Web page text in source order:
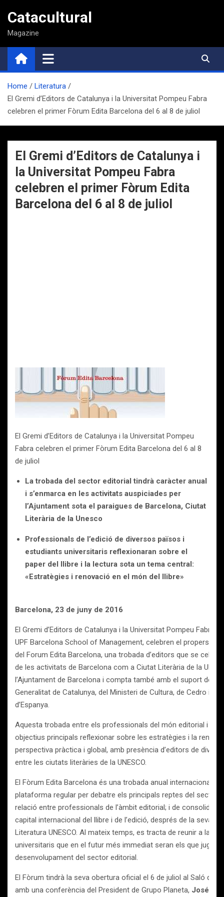
contenido
Catacultural
Magazine
Home
Literatura
El Gremi d’Editors de Catalunya i la Universitat Pompeu Fabra
celebren el primer Fòrum Edita Barcelona del 6 al 8 de juliol
El Gremi d’Editors de Catalunya i
la Universitat Pompeu Fabra
celebren el primer Fòrum Edita
Barcelona del 6 al 8 de juliol
El Gremi d’Editors de Catalunya i la Universitat Pompeu
Fabra celebren el primer Fòrum Edita Barcelona del 6 al 8
de juliol
La trobada del sector editorial tindrà caràcter anual
i s’enmarca en les activitats auspiciades per
l’Ajuntament sota el paraigues de Barcelona, Ciutat
Literària de la Unesco
Professionals de l’edició de diversos països i
estudiants universitaris reflexionaran sobre el
paper del llibre i la lectura sota un tema central:
«Estratègies i renovació en el món del llibre»
Barcelona, 23 de juny de 2016
El Gremi d’Editors de Catalunya i la Universitat Pompeu Fabra,
UPF Barcelona School of Management, celebren el propers
del Forum Edita Barcelona, una trobada d’editors que se
de les activitats de Barcelona com a Ciutat Literària de la
l’Ajuntament de Barcelona i compta també amb el suport del
Generalitat de Catalunya, del Ministeri de Cultura, de Cedro i de
d’Espanya.
Aquesta trobada entre els professionals del món editorial i
objectius principals reflexionar sobre les estratègies i la
perspectiva pràctica i global, amb presència d’editors de
entre les ciutats literàries de la UNESCO.
El Fòrum Edita Barcelona és una trobada anual internacional
plataforma regular per debatre els principals reptes del sector;
relació entre professionals de l’àmbit editorial; i de consolidar
capital internacional del llibre i de l’edició, després de la seva
Literatura UNESCO. Al mateix temps, es tracta de reunir a la
universitaris que en el futur més immediat seran els que
desenvolupament del sector editorial.
El Fòrum tindrà la seva obertura oficial el 6 de juliol al Saló de
amb una conferència del President de Grupo Planeta, José